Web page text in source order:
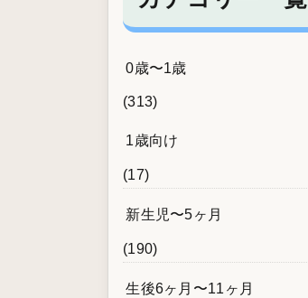
0歳〜1歳
(313)
1歳向け
(17)
新生児〜5ヶ月
(190)
生後6ヶ月〜11ヶ月